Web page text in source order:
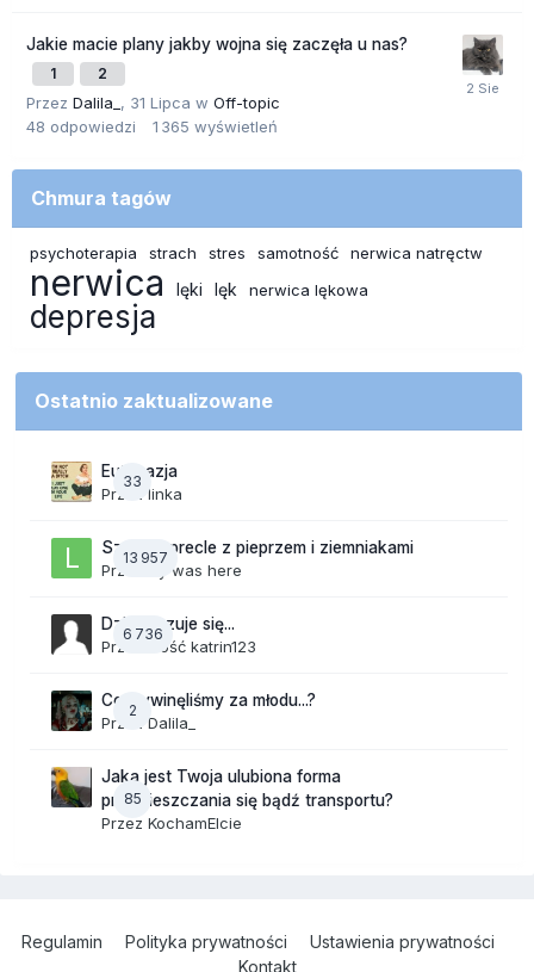
Jakie macie plany jakby wojna się zaczęła u nas?
1 2
Przez Dalila_ , 31 Lipca w Off-topic
48 odpowiedzi 1 365 wyświetleń
Chmura tagów
psychoterapia strach stres samotność nerwica natręctw
nerwica lęki lęk nerwica lękowa
depresja
Ostatnio zaktualizowane
33
Eutanazja
Przez linka
13 957
Szalone precle z pieprzem i ziemniakami
Przez
lily was here
6 736
Dzisiaj czuje się...
Przez Gość katrin123
2
Co wywinęliśmy za młodu...?
Przez Dalila_
85
Jaka jest Twoja ulubiona forma
przemieszczania się bądź transportu?
Przez KochamElcie
Regulamin Polityka prywatności
Ustawienia prywatności
Kontakt